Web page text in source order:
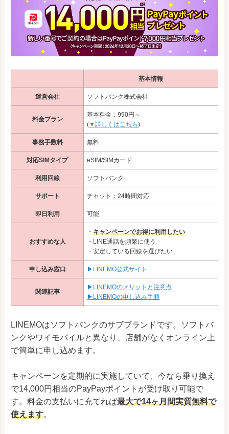
基本情報
運営会社 ソフトバンク株式会社
料金プラン
基本料金：990円～
(▼詳しくはこちら)
事務手数料 無料
対応SIMタイプ eSIM/SIMカード
利用回線 ソフトバンク
サポート チャット：24時間対応
即日利用 可能
おすすめな人
・ キャンペーンでお得に利用したい
・LINE通話を頻繁に使う
・安定している回線を選びたい
申し込み窓口 ▶LINEMO公式サイト
関連記事
▶LINEMOのメリットと注意点
▶LINEMOの申し込み手順
LINEMOはソフトバンクのサブブランドです。ソフトバ
ンクやワイモバイルと異なり、店舗がなくオンライン上
で簡単に申し込めます。
キャンペーンを定期的に実施していて、今なら乗り換え
で14,000円相当のPayPayポイントが受け取り可能で
す。料金の支払いに充てれば最大で14ヶ月間実質無料で
使えます。